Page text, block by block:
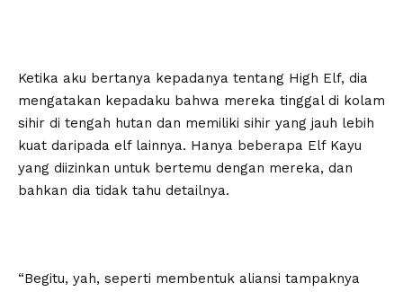
Ketika aku bertanya kepadanya tentang High Elf, dia
mengatakan kepadaku bahwa mereka tinggal di kolam
sihir di tengah hutan dan memiliki sihir yang jauh lebih
kuat daripada elf lainnya. Hanya beberapa Elf Kayu
yang diizinkan untuk bertemu dengan mereka, dan
bahkan dia tidak tahu detailnya.
“Begitu, yah, seperti membentuk aliansi tampaknya